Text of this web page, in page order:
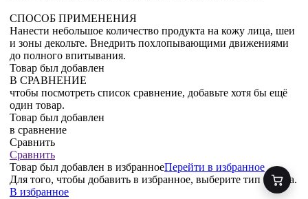
СПОСОБ ПРИМЕНЕНИЯ
Нанести небольшое количество продукта на кожу лица, шеи
и зоны декольте. Внедрить похлопывающими движениями
до полного впитывания.
Товар был добавлен
В СРАВНЕНИЕ
чтобы посмотреть список сравнение, добавьте хотя бы ещё
один товар.
Товар был добавлен
в сравнение
Сравнить
Сравнить
Товар был добавлен в избранноеПерейти в избранное
Для того, чтобы добавить в избранное, выберите тип товара.
В избранное